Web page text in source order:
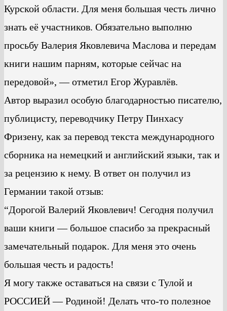
Курской области. Для меня большая честь лично
знать её участников. Обязательно выполню
просьбу Валерия Яковлевича Маслова и передам
книги нашим парням, которые сейчас на
передовой», — отметил Егор Журавлёв.
Автор выразил особую благодарностью писателю,
публицисту, переводчику Петру Пинхасу
Фризену, как за перевод текста международного
сборника на немецкий и английский языки, так и
за рецензию к нему. В ответ он получил из
Германии такой отзыв:
“Дорогой Валерий Яковлевич! Сегодня получил
ваши книги — большое спасибо за прекрасный
замечательный подарок. Для меня это очень
большая честь и радость!
Я могу также оставаться на связи с Тулой и
РОССИЕЙ — Родиной! Делать что-то полезное